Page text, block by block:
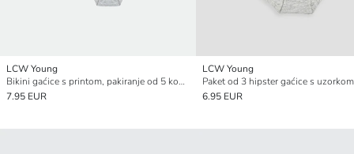
LCW Young
Bikini gaćice s printom, pakiranje od 5 komada
7.95 EUR
LCW Young
Paket od 3 hipster gaćice s uzorkom
6.95 EUR